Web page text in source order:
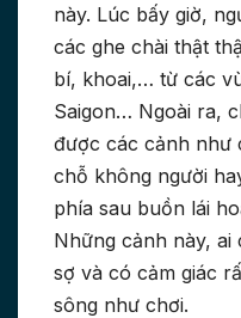
này. Lúc bấy giờ,
các ghe chài thật
bí, khoai,… từ các
Saigon… Ngoài ra,
được các cảnh như
chỗ không người
phía sau buồn lái
Những cảnh này, ai
sợ và có cảm giác
sông như chơi.